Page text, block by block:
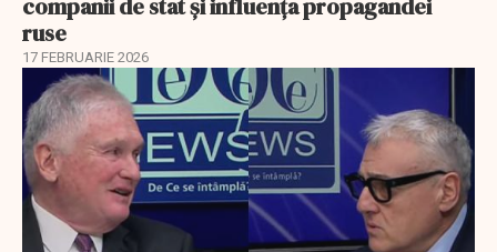
companii de stat și influența propagandei
ruse
17 FEBRUARIE 2026
EXCLUSIV